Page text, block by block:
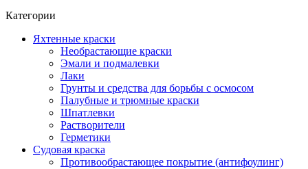
Категории
Яхтенные краски
Необрастающие краски
Эмали и подмалевки
Лаки
Грунты и средства для борьбы с осмосом
Палубные и трюмные краски
Шпатлевки
Растворители
Герметики
Судовая краска
Противообрастающее покрытие (антифоулинг)